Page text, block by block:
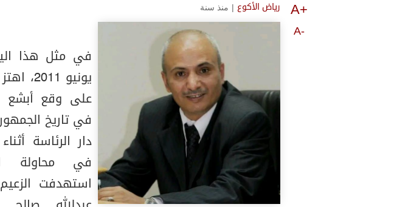
رياض الأكوع | منذ سنة A+
A-
في مثل هذا
يونيو
على وقع أبشع
في تاريخ
دار الرئاسة
في محاولة
استهدفت